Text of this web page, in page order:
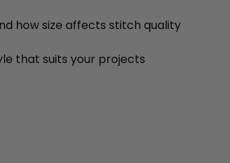
how size affects stitch quality
that suits your projects